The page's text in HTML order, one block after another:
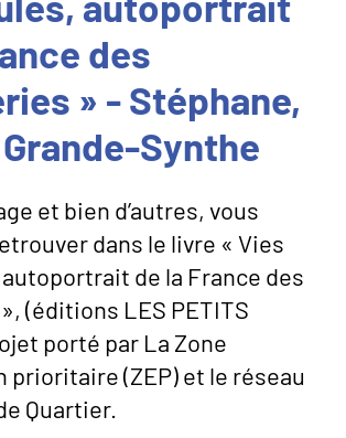
des
» - Stéphane,
Synthe
et bien d’autres, vous
dans le livre « Vies
de la France des
(éditions LES PETITS
porté par La Zone
prioritaire (ZEP) et le réseau
Quartier.